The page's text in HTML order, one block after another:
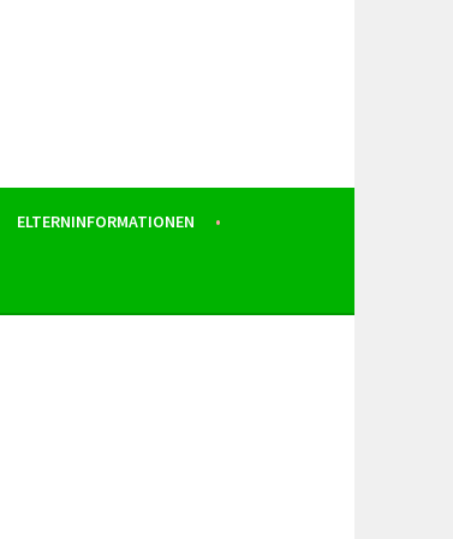
ELTERNINFORMATIONEN